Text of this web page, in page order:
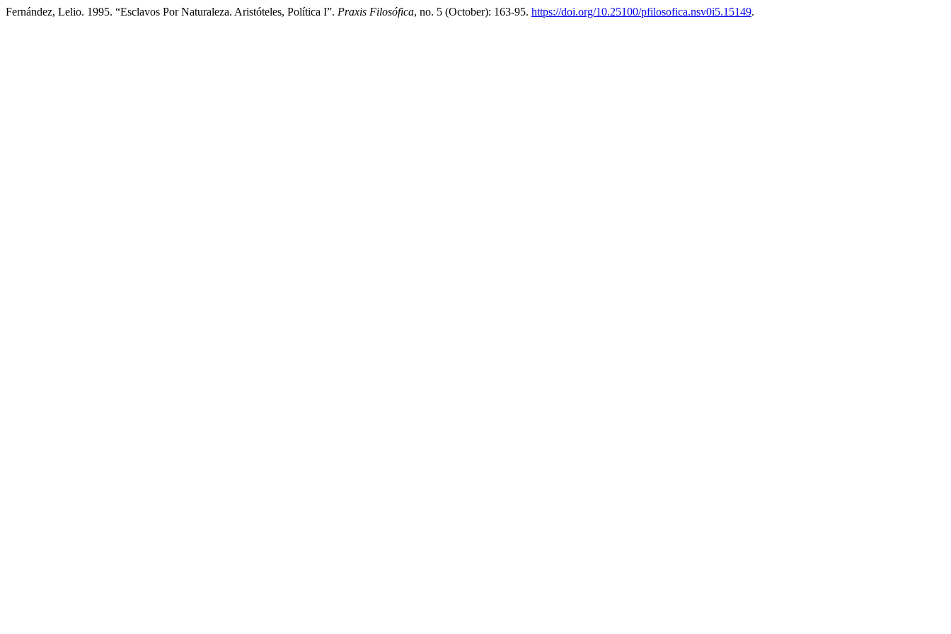
Fernández, Lelio. 1995. “Esclavos Por Naturaleza. Aristóteles, Política I”. Praxis Filosófica, no. 5 (October): 163-95. https://doi.org/10.25100/pfilosofica.nsv0i5.15149.